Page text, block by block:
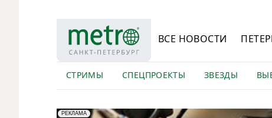
ВСЕ НОВОСТИ
СТРИМЫ СПЕЦПРОЕКТЫ ЗВЕЗДЫ
erid: LdtCK5Efv
РЕКЛАМА
АО "ГАТР", ИНН: 7841320717